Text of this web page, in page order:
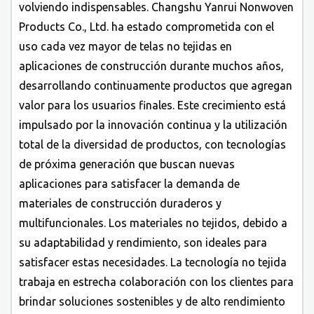
volviendo indispensables. Changshu Yanrui Nonwoven
Products Co., Ltd. ha estado comprometida con el
uso cada vez mayor de telas no tejidas en
aplicaciones de construcción durante muchos años,
desarrollando continuamente productos que agregan
valor para los usuarios finales. Este crecimiento está
impulsado por la innovación continua y la utilización
total de la diversidad de productos, con tecnologías
de próxima generación que buscan nuevas
aplicaciones para satisfacer la demanda de
materiales de construcción duraderos y
multifuncionales. Los materiales no tejidos, debido a
su adaptabilidad y rendimiento, son ideales para
satisfacer estas necesidades. La tecnología no tejida
trabaja en estrecha colaboración con los clientes para
brindar soluciones sostenibles y de alto rendimiento